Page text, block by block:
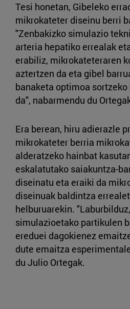
Tesi honetan, Gibeleko
mikrokateter diseinu berri
"Zenbakizko simulazio
arteria hepatiko errealak
erabiliz, mikrokateteraren
aztertzen da eta gibel
banaketa optimoa
da", nabarmendu du
Era berean, hiru adierazle
mikrokateter berria
alderatzeko hainbat
eskalatutako saiakuntza-
diseinatu eta eraiki da
diseinuak baldintza
helburuarekin.
simulazioetako partikulen
ereduei dagokienez
dute emaitza
du Julio Ortegak.